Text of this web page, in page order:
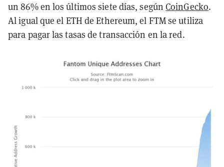
un 86% en los últimos siete días, segúnCoinGecko.
Al igual que el ETH de Ethereum, el FTM se utiliza
para pagar las tasas de transacción en la red.